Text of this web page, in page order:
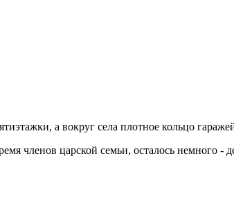
а вокруг села плотное кольцо
членов царской семьи, осталось немного -